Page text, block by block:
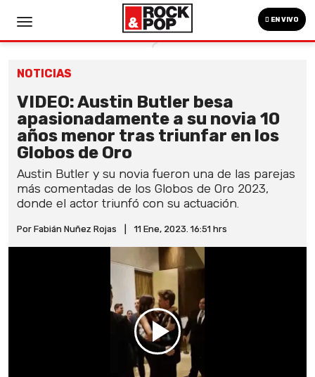
EN VIVO
NOTICIAS
VIDEO: Austin Butler besa
apasionadamente a su novia 10
años menor tras triunfar en los
Globos de Oro
Austin Butler y su novia fueron una de las parejas
más comentadas de los Globos de Oro 2023,
donde el actor triunfó con su actuación.
Por Fabián Nuñez Rojas 11 Ene, 2023. 16:51 hrs